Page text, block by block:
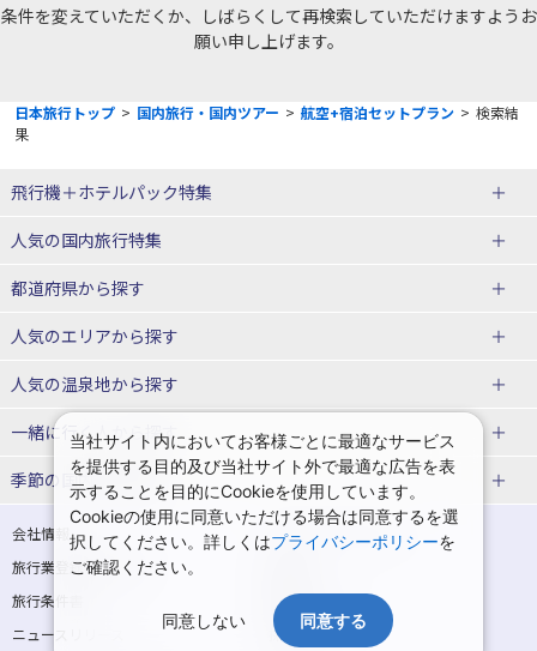
条件を変えていただくか、しばらくして再検索していただけますようお
願い申し上げます。
日本旅行トップ > 国内旅行・国内ツアー > 航空+宿泊セットプラン > 検索結
果
飛行機＋ホテルパック特集
赤い風船ダイナミックパッケージ
ＪＡＬで行く飛行機+ホテルパック
人気の国内旅行特集
東京ディズニーリゾート®への旅
ユニバーサル・スタジオ・ジャパ
都道府県から探す
北海道旅行・ツアー
東北
青森旅行・ツアー
岩手旅行・ツアー
宮城旅行・ツアー
秋田旅行・ツアー
山形旅行・ツアー
福島旅行・ツアー
関東
東京旅行・ツアー
神奈川旅行・ツアー
人気のエリアから探す
函館旅行 札幌旅行
仙台旅行
那須旅行
日光旅行
人気の温泉地から探す
北海道
湯の川温泉(北海道)
定山渓温泉(北海道)
十勝川温泉(北海道)
阿寒湖温泉(北海道)
洞爺湖温泉(北海道)
層雲峡温泉(北海道)
知床温泉(北海道)
一緒に行く人から探す
一人旅 国内版
家族・子連れ旅行 国内版
カップル・夫婦旅行 国内版
女子旅 国内版
卒業旅行・学生旅行 国内版
季節の国内旅行特集
桜・お花見特集
ゴールデンウィーク（GW）の国内
旅行
夏休み・お盆の国内旅行
7月の国内旅行
8月の国内旅行
9月の国内旅行
会社情報
プライバシーポリシー
旅行業登録票・約款
旅行条件書
商標について
ニュースリリース
採用情報
当社サイト内においてお客様ごとに最適なサービス
を提供する目的及び当社サイト外で最適な広告を表
示することを目的にCookieを使用しています。
Cookieの使用に同意いただける場合は同意するを選
択してください。詳しくはプライバシーポリシーを
ご確認ください。
同意しない 同意する